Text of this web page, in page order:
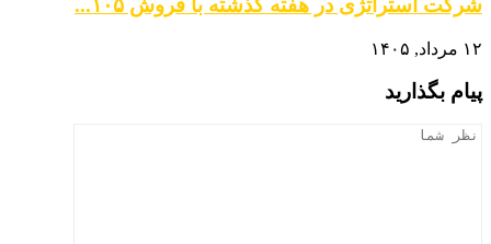
شرکت استراتژی در هفته گذشته با فروش ۱۰۵...
۱۲ مرداد, ۱۴۰۵
پیام بگذارید